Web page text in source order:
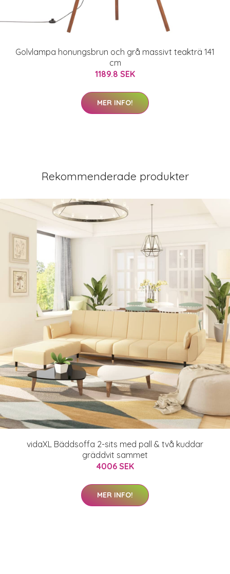
Golvlampa honungsbrun och grå massivt teakträ 141
cm
1189.8 SEK
MER INFO!
Rekommenderade produkter
vidaXL Bäddsoffa 2-sits med pall & två kuddar
gräddvit sammet
4006 SEK
MER INFO!